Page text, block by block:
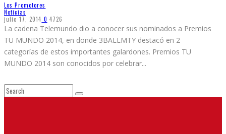
Los Promotores
Noticias
julio 17, 2014 0 4726
La cadena Telemundo dio a conocer sus nominados a Premios
TU MUNDO 2014, en donde 3BALLMTY destacó en 2
categorías de estos importantes galardones. Premios TU
MUNDO 2014 son conocidos por celebrar...